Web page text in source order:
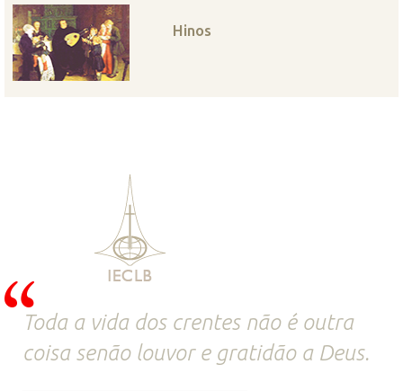
Hinos
Toda a vida dos crentes não é outra
coisa senão louvor e gratidão a Deus.